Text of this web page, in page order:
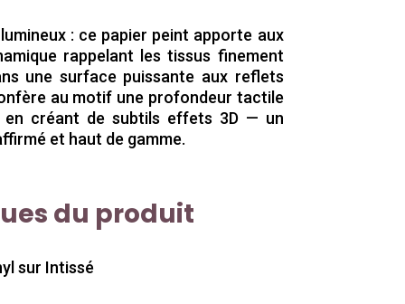
: ce papier peint apporte aux
rappelant les tissus finement
une surface puissante aux reflets
au motif une profondeur tactile
créant de subtils effets 3D — un
et haut de gamme.
du produit
sur Intissé